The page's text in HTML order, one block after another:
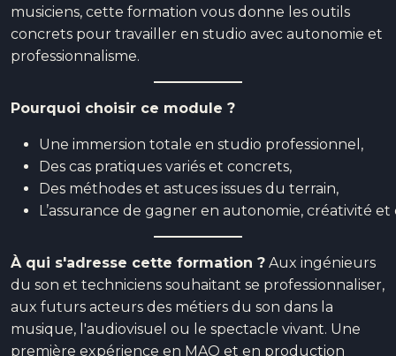
musiciens, cette formation vous donne les outils
concrets pour travailler en studio avec autonomie et
professionnalisme.
Pourquoi choisir ce module ?
Une immersion totale en studio professionnel,
Des cas pratiques variés et concrets,
Des méthodes et astuces issues du terrain,
L’assurance de gagner en autonomie, créativité et
À qui s'adresse cette formation ? Aux ingénieurs
du son et techniciens souhaitant se professionnaliser,
aux futurs acteurs des métiers du son dans la
musique, l'audiovisuel ou le spectacle vivant. Une
première expérience en MAO et en production